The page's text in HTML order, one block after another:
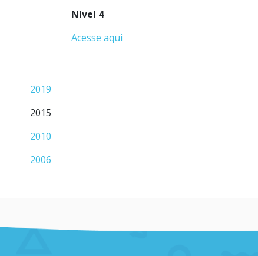
Nível 4
Acesse aqui
2019
2015
2010
2006